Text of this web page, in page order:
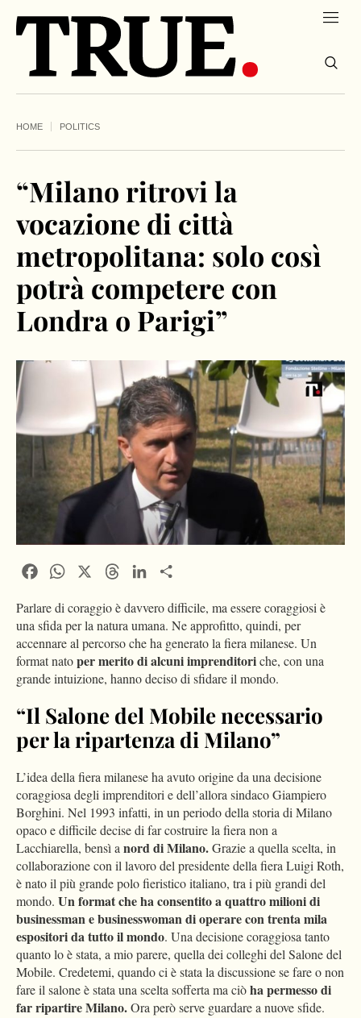
HOME POLITICS
“Milano ritrovi la
vocazione di città
metropolitana: solo così
potrà competere con
Londra o Parigi”
FacebookWhatsApp ThreadsLinkedIn
Parlare di coraggio è davvero difficile, ma essere coraggiosi è
una sfida per la natura umana. Ne approfitto, quindi, per
accennare al percorso che ha generato la fiera milanese. Un
format natopermerito di alcuni imprenditoriche, con una
grande intuizione, hanno deciso di sfidare il mondo.
“Il Salone del Mobile necessario
per la ripartenza di Milano”
L’idea della fiera milanese ha avuto origine da una decisione
coraggiosa degli imprenditori e dell’allora sindaco Giampiero
Borghini. Nel 1993 infatti, in un periodo della storia di Milano
opaco e difficile decise di far costruire la fiera non a
Lacchiarella, bensì anord di Milano.Grazie a quella scelta, in
collaborazione con il lavoro del presidente della fiera Luigi Roth,
è nato il più grande polo fieristico italiano, tra i più grandi del
mondo. Un format che ha consentito a quattro milioni di
businessman e businesswoman di operare con trenta mila
espositori da tutto il mondo. Una decisione coraggiosa tanto
quanto lo è stata, a mio parere, quella dei colleghi del Salone del
Mobile. Credetemi, quando ci è stata la discussione se fare o non
fare il salone è stata una scelta sofferta ma ciòha permesso di
far ripartire Milano.Ora però serve guardare a nuove sfide.